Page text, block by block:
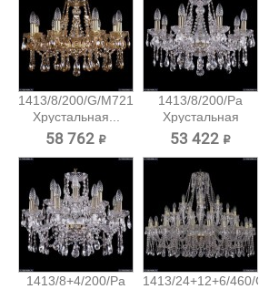
1413/8/200/G/M721
Хрустальная...
58 762 ₽
1413/8/200/Pa
Хрустальная
подвесная...
53 422 ₽
1413/8+4/200/Pa
1413/24+12+6/460/G